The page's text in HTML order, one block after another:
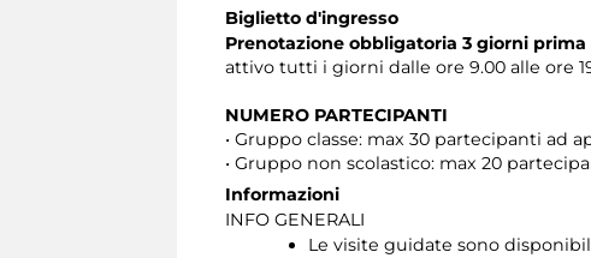
Biglietto d'ingresso
Prenotazione obbligatoria 3 giorni
attivo tutti i giorni dalle ore 9.00 alle ore
NUMERO PARTECIPANTI
• Gruppo classe: max 30 partecipanti ad
• Gruppo non scolastico: max 20
Informazioni
INFO GENERALI
Le visite guidate sono